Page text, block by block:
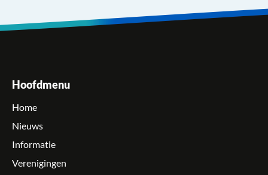
Hoofdmenu
Home
Nieuws
Informatie
Verenigingen